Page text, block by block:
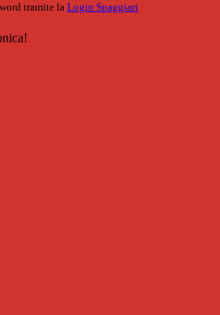
tramite la Login Spaggiari